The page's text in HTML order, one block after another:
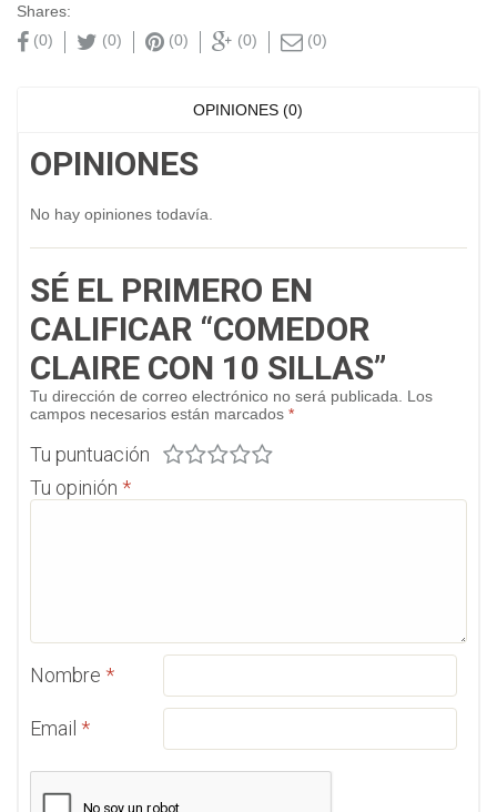
Shares:
(0)
(0) (0) (0) (0)
OPINIONES (0)
OPINIONES
No hay opiniones todavía.
SÉ EL PRIMERO EN
CALIFICAR “COMEDOR
CLAIRE CON 10 SILLAS”
Tu dirección de correo electrónico no será publicada. Los
campos necesarios están marcados *
Tu puntuación
Tu opinión *
Nombre *
Email *